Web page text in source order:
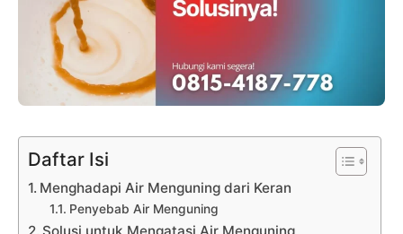
Daftar Isi
Menghadapi Air Menguning dari Keran
Penyebab Air Menguning